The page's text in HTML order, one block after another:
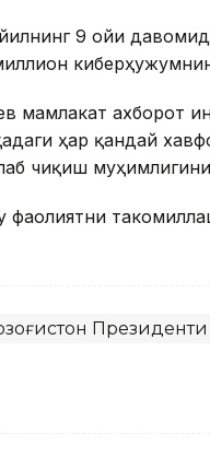
9 ойи
мамлакат ахборот
ҳар қандай
чиқиш
фаолиятни
Президенти